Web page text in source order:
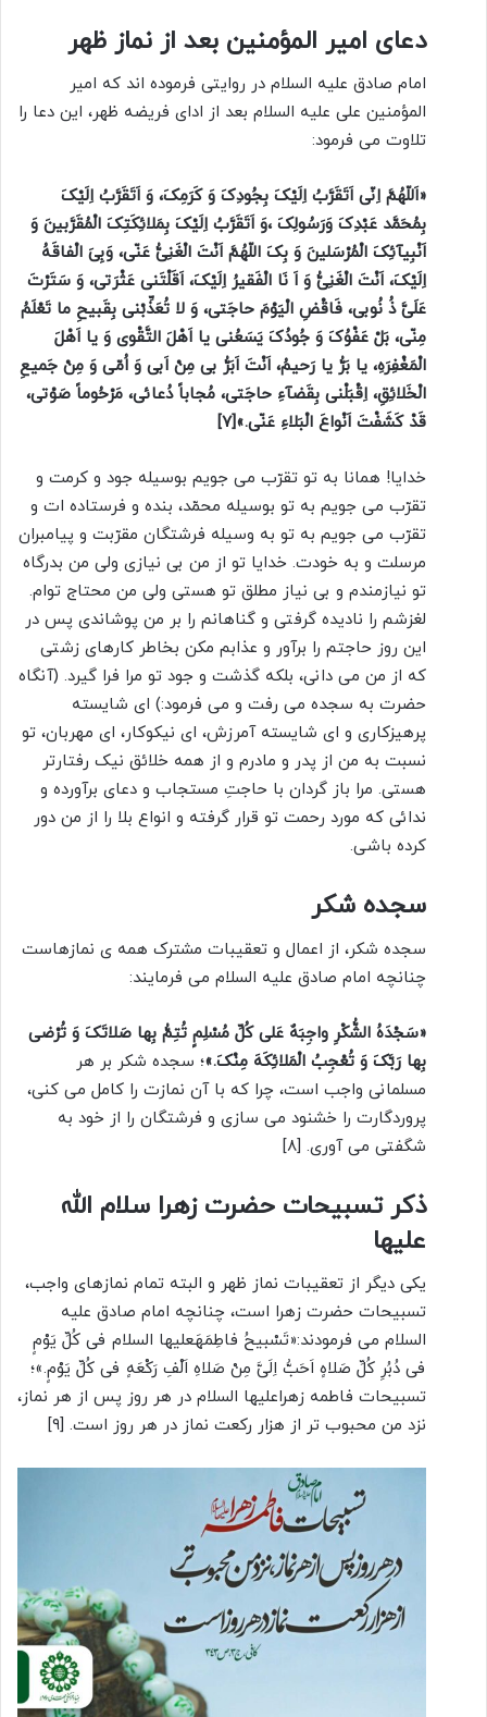
دعای امیر المؤمنین بعد از نماز ظهر
امام صادق علیه السلام در روایتی فرموده اند که امیر
المؤمنین علی علیه السلام بعد از ادای فریضه ظهر، این دعا را
تلاوت می فرمود:
«اَللّهُمَّ اِنّى اَتَقَرَّبُ اِلَیْکَ بِجُودِکَ وَ کَرَمِکَ، وَ اَتَقَرَّبُ اِلَیْکَ
بِمُحَمَّد عَبْدِکَ وَرَسُولِکَ ،وَ اَتَقَرَّبُ اِلَیْکَ بِمَلائِکَتِکَ الْمُقَرَّبینَ وَ
اَنْبِیآئِکَ الْمُرْسَلینَ وَ بِکَ اللّهُمَّ اَنْتَ الْغَنِىُّ عَنّى، وَبِىَ الْفاقَهُ
اِلَیْکَ، اَنْتَ الْغَنِىُّ وَ اَ نَا الْفَقیرُ اِلَیْکَ، اَقَلْتَنى عَثْرَتى، وَ سَتَرْتَ
عَلَىَّ ذُ نُوبى، فَاقْضِ الْیَوْمَ حاجَتى، وَ لا تُعَذِّبْنى بِقَبیحِ ما تَعْلَمُ
مِنّى، بَلْ عَفْوُکَ وَ جُودُکَ یَسَعُنى یا اَهْلَ التَّقْوى وَ یا اَهْلَ
الْمَغْفِرَهِ، یا بَرُّ یا رَحیمُ، اَنْتَ اَبَرُّ بى مِنْ اَبى وَ اُمّى وَ مِنْ جَمیعِ
الْخَلائِقِ، اِقْبَلْنى بِقَضآءِ حاجَتى، مُجاباً دُعائى، مَرْحُوماً صَوْتى،
قَدْ کَشَفْتَ اَنْواعَ الْبَلاءِ عَنّى.»[۷]
خدایا! همانا به تو تقرّب می جویم بوسیله جود و کرمت و
تقرّب می جویم به تو بوسیله محمّد، بنده و فرستاده ات و
تقرّب می جویم به تو به وسیله فرشتگان مقرّبت و پیامبران
مرسلت و به خودت. خدایا تو از من بى نیازى ولى من بدرگاه
تو نیازمندم و بى نیاز مطلق تو هستی ولى من محتاج توام.
لغزشم را نادیده گرفتى و گناهانم را بر من پوشاندى پس در
این روز حاجتم را برآور و عذابم مکن بخاطر کارهاى زشتى
که از من مى دانى، بلکه گذشت و جود تو مرا فرا گیرد. (آنگاه
حضرت به سجده می رفت و مى فرمود:) اى شایسته
پرهیزکارى و اى شایسته آمرزش، اى نیکوکار، اى مهربان، تو
نسبت به من از پدر و مادرم و از همه خلائق نیک رفتارتر
هستی. مرا باز گردان با حاجتِ مستجاب و دعاى برآورده و
ندائی که مورد رحمت تو قرار گرفته و انواع بلا را از من دور
کرده باشى.
سجده شکر
سجده شکر، از اعمال و تعقیبات مشترک همه ی نمازهاست
چنانچه امام صادق علیه السلام می فرمایند:
«سَجْدَهُ الشُّکْرِ واجِبَهٌ عَلى کُلِّ مُسْلِمٍ تُتِمُّ بِها صَلاتَکَ وَ تُرْضى
بِها رَبَّکَ وَ تُعْجِبُ الْمَلائِکَهَ مِنْکَ.»؛ سجده شکر بر هر
مسلمانى واجب است، چرا که با آن نمازت را کامل مى کنى،
پروردگارت را خشنود مى سازى و فرشتگان را از خود به
شگفتى مى آورى. [۸]
ذکر تسبیحات حضرت زهرا سلام الله
علیها
یکی دیگر از تعقیبات نماز ظهر و البته تمام نمازهای واجب،
تسبیحات حضرت زهرا است، چنانچه امام صادق علیه
السلام می فرمودند:«تَسْبیحُ فاطِمَهَعلیها السلام فى کُلِّ یَوْمٍ
فى دُبُرِ کُلِّ صَلاهٍ اَحَبُّ اِلَىَّ مِنْ صَلاهِ اَلْفِ رَکْعَهٍ فى کُلِّ یَوْمٍ.»؛
تسبیحات فاطمه زهراعلیها السلام در هر روز پس از هر نماز،
نزد من محبوب تر از هزار رکعت نماز در هر روز است. [۹]